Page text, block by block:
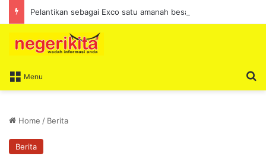
Menu
Home / Berita
Berita